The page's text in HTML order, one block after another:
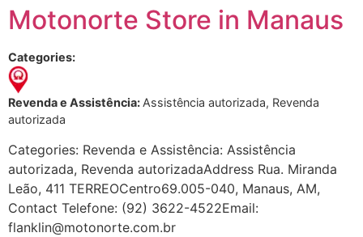
Motonorte Store in Manaus
Categories:
Revenda e Assistência: Assistência autorizada, Revenda
autorizada
Categories: Revenda e Assistência: Assistência
autorizada, Revenda autorizadaAddress Rua. Miranda
Leão, 411 TERREOCentro69.005-040, Manaus, AM,
Contact Telefone: (92) 3622-4522Email:
flanklin@motonorte.com.br